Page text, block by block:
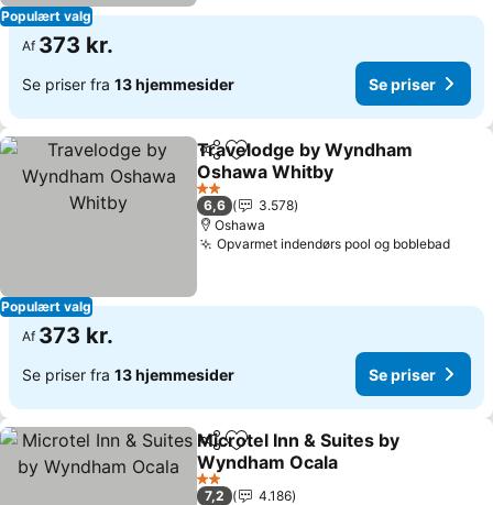
Populært valg
Af 373 kr.
Se priser fra 13 hjemmesider Se priser
Populært valg
Del Føj til favoritter
Travelodge by Wyndham
Oshawa Whitby
2 Stjerner
6,6
3.578
Oshawa
Opvarmet indendørs pool og boblebad
Af 373 kr.
Se priser fra 13 hjemmesider Se priser
Del Føj til favoritter
Microtel Inn & Suites by
Wyndham Ocala
2 Stjerner
7,2
4.186